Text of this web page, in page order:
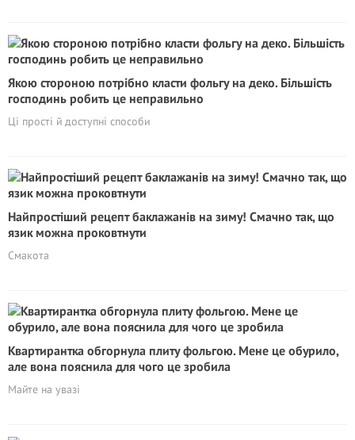
Якою стороною потрібно класти фольгу на деко. Більшість
господинь робить це неправильно
Ці прості й доступні способи
Найпростіший рецепт баклажанів на зиму! Смачно так, що
язик можна проковтнути
Смакота
Квартирантка обгорнула плиту фольгою. Мене це обурило,
але вона пояснила для чого це зробила
Майте на увазі